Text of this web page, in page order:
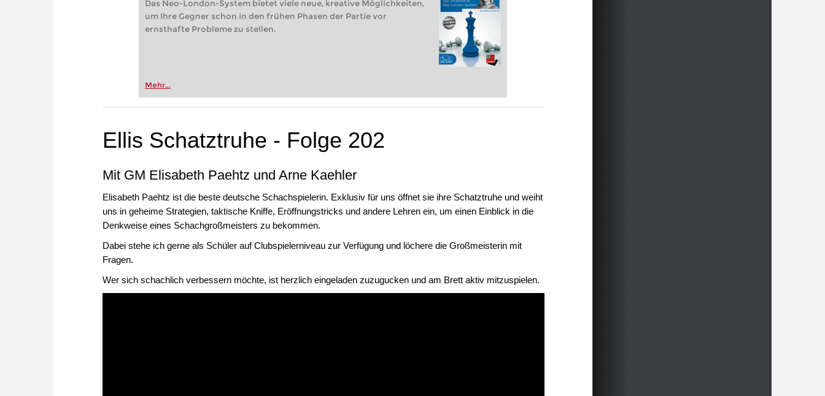
Das Neo-London-System bietet viele neue, kreative Möglichkeiten,
um Ihre Gegner schon in den frühen Phasen der Partie vor
ernsthafte Probleme zu stellen.
Mehr...
Ellis Schatztruhe - Folge 202
Mit GM Elisabeth Paehtz und Arne Kaehler
Elisabeth Paehtz ist die beste deutsche Schachspielerin. Exklusiv für uns öffnet sie ihre Schatztruhe und weiht
uns in geheime Strategien, taktische Kniffe, Eröffnungstricks und andere Lehren ein, um einen Einblick in die
Denkweise eines Schachgroßmeisters zu bekommen.
Dabei stehe ich gerne als Schüler auf Clubspielerniveau zur Verfügung und löchere die Großmeisterin mit
Fragen.
Wer sich schachlich verbessern möchte, ist herzlich eingeladen zuzugucken und am Brett aktiv mitzuspielen.